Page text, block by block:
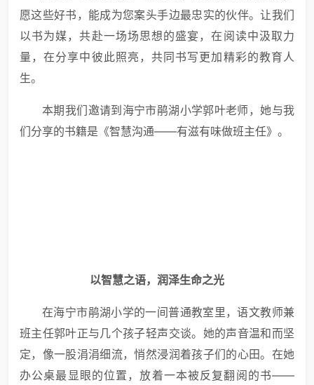
愿这些好书，能成为您案头手边最忠实的伙伴。让我们
以书为媒，共赴一场场思想的盛宴，在阅读中汲取力
量，在分享中彼此照亮，共同书写更加精彩的教育人
生。
本期我们邀请到海宁市鹃湖小学郭叶老师，她与我
们分享的书籍是《智慧沟通——有滋有味做班主任》。
以智慧之语，润泽生命之光
在海宁市鹃湖小学的一间普通教室里，语文教师兼
班主任郭叶正与几个孩子轻声交谈。她的声音温和而坚
定，像一股涓涓细流，悄然浸润着孩子们的心田。在她
办公桌最显眼的位置，放着一本被反复翻阅的书——